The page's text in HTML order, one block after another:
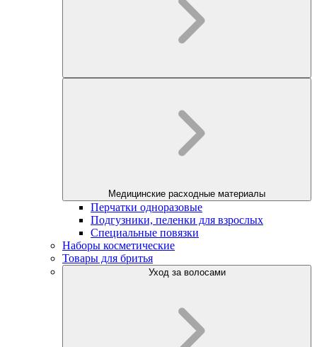
Медицинские расходные материалы
Перчатки одноразовые
Подгузники, пеленки для взрослых
Специальные повязки
Наборы косметические
Товары для бритья
Уход за волосами